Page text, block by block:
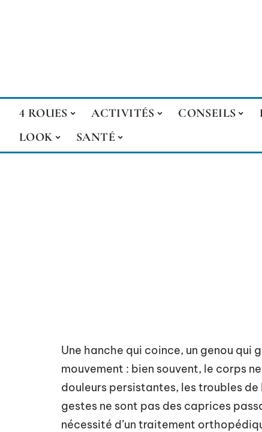
4 ROUES ACTIVITÉS CONSEILS
LOOK
SANTÉ
Une hanche qui coince, un genou qui
mouvement : bien souvent, le corps
douleurs persistantes, les troubles
gestes ne sont pas des caprices
nécessité d’un traitement